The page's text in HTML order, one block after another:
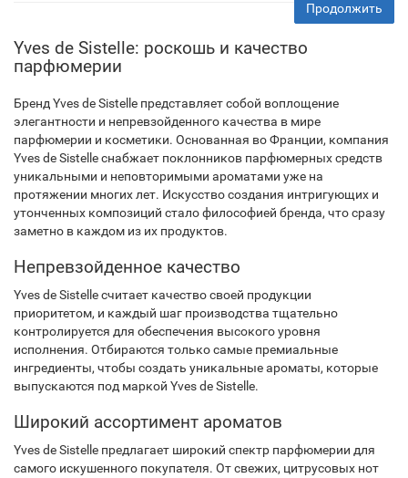
Продолжить
Yves de Sistelle: роскошь и качество
парфюмерии
Бренд Yves de Sistelle представляет собой воплощение
элегантности и непревзойденного качества в мире
парфюмерии и косметики. Основанная во Франции, компания
Yves de Sistelle снабжает поклонников парфюмерных средств
уникальными и неповторимыми ароматами уже на
протяжении многих лет. Искусство создания интригующих и
утонченных композиций стало философией бренда, что сразу
заметно в каждом из их продуктов.
Непревзойденное качество
Yves de Sistelle считает качество своей продукции
приоритетом, и каждый шаг производства тщательно
контролируется для обеспечения высокого уровня
исполнения. Отбираются только самые премиальные
ингредиенты, чтобы создать уникальные ароматы, которые
выпускаются под маркой Yves de Sistelle.
Широкий ассортимент ароматов
Yves de Sistelle предлагает широкий спектр парфюмерии для
самого искушенного покупателя. От свежих, цитрусовых нот